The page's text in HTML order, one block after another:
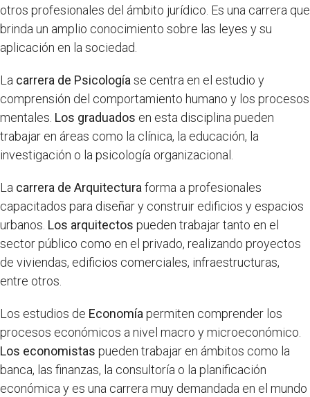
otros profesionales del ámbito jurídico. Es una carrera que
brinda un amplio conocimiento sobre las leyes y su
aplicación en la sociedad.
La carrera de Psicologíase centra en el estudio y
comprensión del comportamiento humano y los procesos
mentales. Los graduados en esta disciplina pueden
trabajar en áreas como la clínica, la educación, la
investigación o la psicología organizacional.
La carrera de Arquitecturaforma a profesionales
capacitados para diseñar y construir edificios y espacios
urbanos. Los arquitectos pueden trabajar tanto en el
sector público como en el privado, realizando proyectos
de viviendas, edificios comerciales, infraestructuras,
entre otros.
Los estudios de Economíapermiten comprender los
procesos económicos a nivel macro y microeconómico.
Los economistas pueden trabajar en ámbitos como la
banca, las finanzas, la consultoría o la planificación
económica y es una carrera muy demandada en el mundo